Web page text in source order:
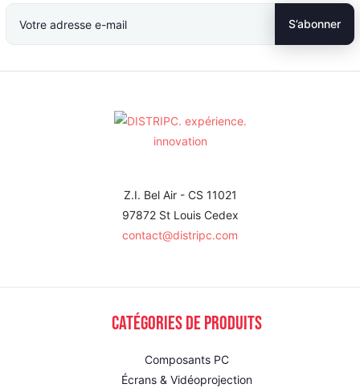
Z.I. Bel Air - CS 11021
97872 St Louis Cedex
contact@distripc.com
Catégories de produits
Composants PC
Écrans & Vidéoprojection